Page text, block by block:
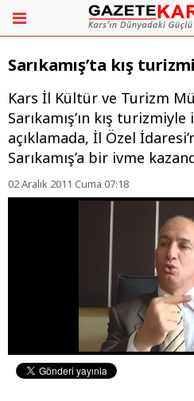
Sarıkamış’ta kış turizmi
Kars İl Kültür ve Turizm
Sarıkamış’ın kış
açıklamada, İl Özel
Sarıkamış’a bir ivme
02 Aralık 2011 Cuma 07:18